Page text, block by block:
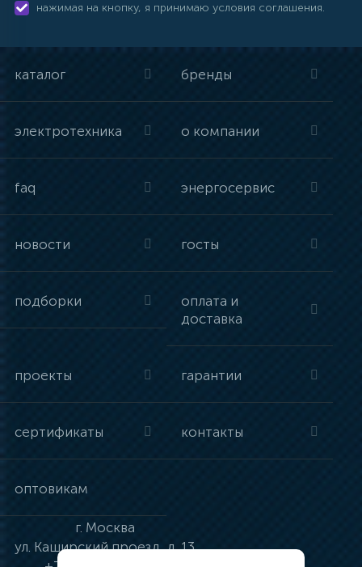
нажимая на кнопку, я принимаю условия соглашения.
каталог бренды
электротехника о компании
faq энергосервис
новости госты
подборки
оплата и
доставка
проекты гарантии
сертификаты контакты
оптовикам
г. Москва
ул. Каширский проезд, д. 13